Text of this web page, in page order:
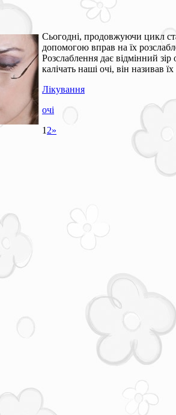
Сьогодні, продовжуючи цикл
допомогою вправ на їх
Розслаблення дає відмінний
калічать наші очі, він
Лікування
очі
1 2»